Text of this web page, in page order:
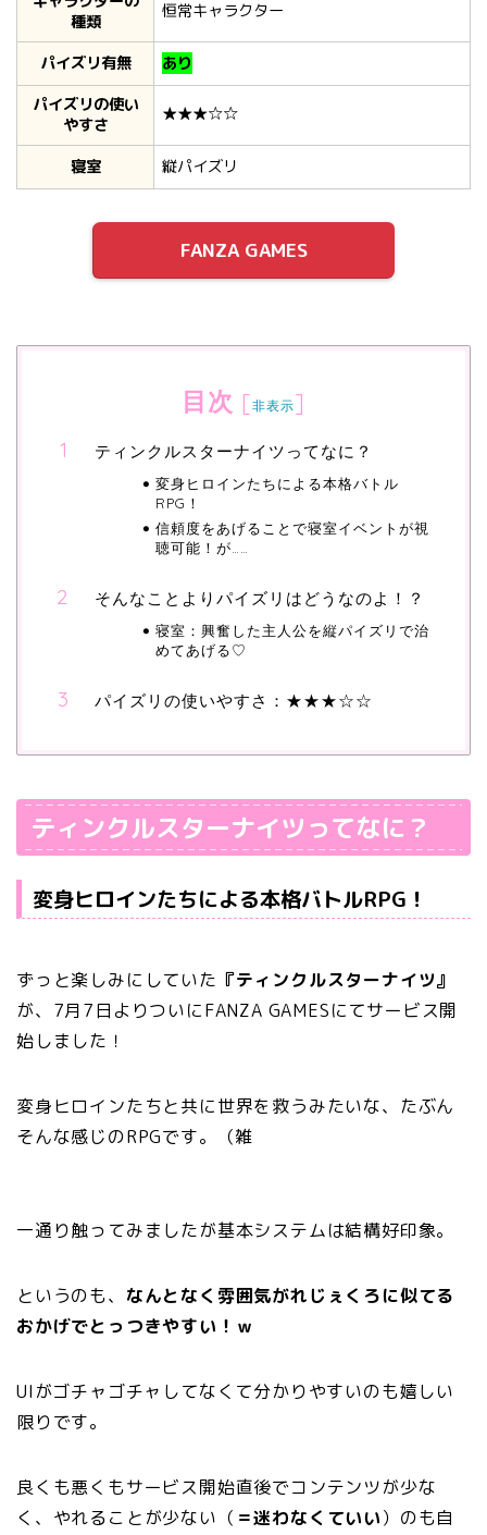
種類
恒常キャラクター
パイズリ有無
あり
パイズリの使い
やすさ
★★★☆☆
寝室 縦パイズリ
FANZA GAMES
目次 [非表示]
ティンクルスターナイツってなに？
変身ヒロインたちによる本格バトル
RPG！
信頼度をあげることで寝室イベントが視
聴可能！が……
そんなことよりパイズリはどうなのよ！？
寝室：興奮した主人公を縦パイズリで治
めてあげる♡
パイズリの使いやすさ：★★★☆☆
ティンクルスターナイツってなに？
変身ヒロインたちによる本格バトルRPG！
ずっと楽しみにしていた 『ティンクルスターナイツ』
が、7月7日よりついにFANZA GAMESにてサービス開
始しました！
変身ヒロインたちと共に世界を救うみたいな、たぶん
そんな感じのRPGです。（雑
一通り触ってみましたが基本システムは結構好印象。
というのも、 なんとなく雰囲気がれじぇくろに似てる
おかげでとっつきやすい！ｗ
UIがゴチャゴチャしてなくて分かりやすいのも嬉しい
限りです。
良くも悪くもサービス開始直後でコンテンツが少な
く、やれることが少ない（ ＝迷わなくていい）のも自